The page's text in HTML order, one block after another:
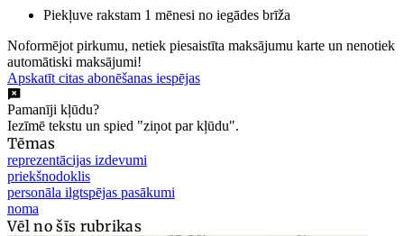
Piekļuve rakstam 1 mēnesi no iegādes brīža
Noformējot pirkumu, netiek piesaistīta maksājumu karte un nenotiek
automātiski maksājumi!
Apskatīt citas abonēšanas iespējas
Pamanīji kļūdu?
Iezīmē tekstu un spied "ziņot par kļūdu".
Tēmas
reprezentācijas izdevumi
priekšnodoklis
personāla ilgtspējas pasākumi
noma
Vēl no šīs rubrikas